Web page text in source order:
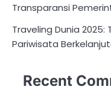
Transparansi
Traveling Dunia
Pariwisata
Recent